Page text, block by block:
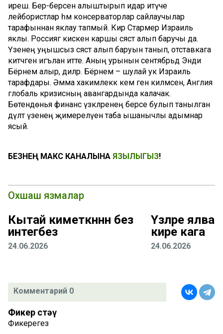
ирешә. Бер-берсен алыштырып идарә итүче
лейбористлар һәм консерваторлар сайлаучылар
тарафыннан яклау тапмый. Кир Стармер Израиль
яклы. Россиягә кискен каршы сәясәт алып баручы да.
Үзенең уңышсыз сәясәт алып баруын танып, отставкага
китәчәген игълан итте. Аның урынын сентябрьдә Энди
Бёрнем алыр, диләр. Бёрнем – шулай ук Израиль
тарафдары. Әмма хакимлеккә кем генә килмәсен, Англия
глобаль кризисның авангардында калачак.
Бөтендөнья финанс үзәкләренең берсе булып танылган
дәүләт үзенең җимерелүенә таба ышанычлы адымнар
ясый.
БЕЗНЕҢ МАКС КАНАЛЫНА ЯЗЫЛЫГЫЗ!
Охшаш язмалар
Кытай киметкәннән без
интегәбез
24.06.2026
Үзләре
кире кага
24.06.2026
Комментарий 0
Фикер өстәү
Фикерегез